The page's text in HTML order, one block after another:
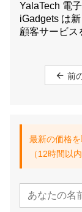
YalaTech 電
iGadgets は
顧客サービス
前
最新の価格
（12時間以内